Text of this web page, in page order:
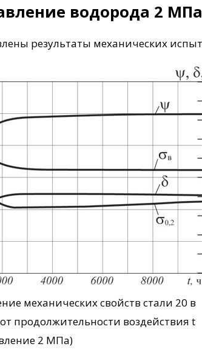
водорода 2 МПа
результаты механических
механических свойств стали 20 в
продолжительности воздействия t
2 МПа)